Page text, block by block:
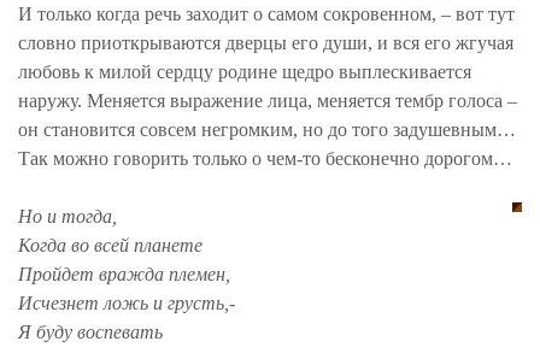
И только когда речь заходит о самом сокровенном, – вот тут
словно приоткрываются дверцы его души, и вся его жгучая
любовь к милой сердцу родине щедро выплескивается
наружу. Меняется выражение лица, меняется тембр голоса –
он становится совсем негромким, но до того задушевным…
Так можно говорить только о чем-то бесконечно дорогом…
Но и тогда,
Когда во всей планете
Пройдет вражда племен,
Исчезнет ложь и грусть,-
Я буду воспевать